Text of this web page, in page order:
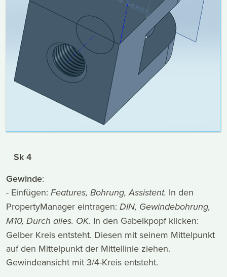
Sk 4
Gewinde:
- Einfügen: Features, Bohrung, Assistent. In den
PropertyManager eintragen: DIN, Gewindebohrung,
M10, Durch alles. OK. In den Gabelkpopf klicken:
Gelber Kreis entsteht. Diesen mit seinem Mittelpunkt
auf den Mittelpunkt der Mittellinie ziehen.
Gewindeansicht mit 3/4-Kreis entsteht.